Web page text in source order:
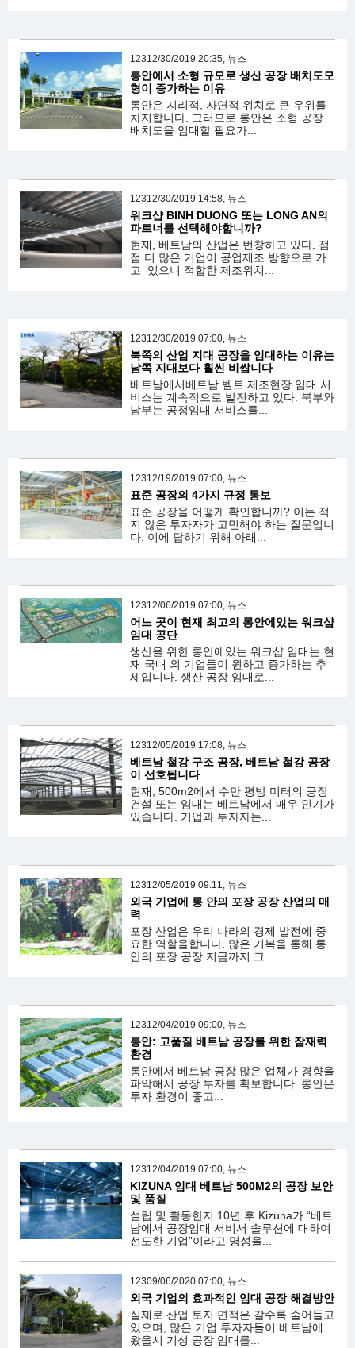
12312/30/2019 20:35, 뉴스
롱안에서 소형 규모로 생산 공장 배치도모
형이 증가하는 이유
롱안은 지리적, 자연적 위치로 큰 우위를
차지합니다. 그러므로 롱안은 소형 공장
배치도을 임대할 필요가...
12312/30/2019 14:58, 뉴스
워크샵 BINH DUONG 또는 LONG AN의
파트너를 선택해야합니까?
현재, 베트남의 산업은 번창하고 있다. 점
점 더 많은 기업이 공업제조 방향으로 가
고 있으니 적합한 제조위치...
12312/30/2019 07:00, 뉴스
북쪽의 산업 지대 공장을 임대하는 이유는
남쪽 지대보다 훨씬 비쌉니다
베트남에서베트남 벨트 제조현장 임대 서
비스는 계속적으로 발전하고 있다. 북부와
남부는 공정임대 서비스를...
12312/19/2019 07:00, 뉴스
표준 공장의 4가지 규정 통보
표준 공장을 어떻게 확인합니까? 이는 적
지 않은 투자자가 고민해야 하는 질문입니
다. 이에 답하기 위해 아래...
12312/06/2019 07:00, 뉴스
어느 곳이 현재 최고의 롱안에있는 워크샵
임대 공단
생산을 위한 롱안에있는 워크샵 임대는 현
재 국내 외 기업들이 원하고 증가하는 추
세입니다. 생산 공장 임대로...
12312/05/2019 17:08, 뉴스
베트남 철강 구조 공장, 베트남 철강 공장
이 선호됩니다
현재, 500m2에서 수만 평방 미터의 공장
건설 또는 임대는 베트남에서 매우 인기가
있습니다. 기업과 투자자는...
12312/05/2019 09:11, 뉴스
외국 기업에 롱 안의 포장 공장 산업의 매
력
포장 산업은 우리 나라의 경제 발전에 중
요한 역할을합니다. 많은 기복을 통해 롱
안의 포장 공장 지금까지 그...
12312/04/2019 09:00, 뉴스
롱안: 고품질 베트남 공장를 위한 잠재력
환경
롱안에서 베트남 공장 많은 업체가 경향을
파악해서 공장 투자를 확보합니다. 롱안은
투자 환경이 좋고...
12312/04/2019 07:00, 뉴스
KIZUNA 임대 베트남 500M2의 공장 보안
및 품질
설립 및 활동한지 10년 후 Kizuna가 “베트
남에서 공장임대 서비서 솔루션에 대하여
선도한 기업”이라고 명성을...
12309/06/2020 07:00, 뉴스
외국 기업의 효과적인 임대 공장 해결방안
실제로 산업 토지 면적은 갈수록 줄어들고
있으며, 많은 기업 투자자들이 베트남에
왔을시 기성 공장 임대를...